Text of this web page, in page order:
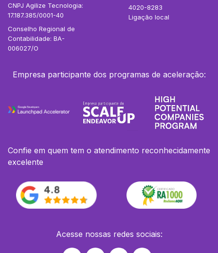
CNPJ Agilize Tecnologia:
17.187.385/0001-40
Conselho Regional de
Contabilidade: BA-
006027/O
4020-8283
Ligação local
Empresa participante dos programas de aceleração:
Confie em quem tem o atendimento reconhecidamente
excelente
Acesse nossas redes sociais: